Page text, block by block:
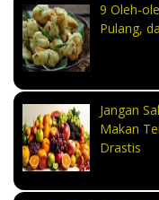
9 Oleh-
Pulang,
Jangan
Makan
Drastis